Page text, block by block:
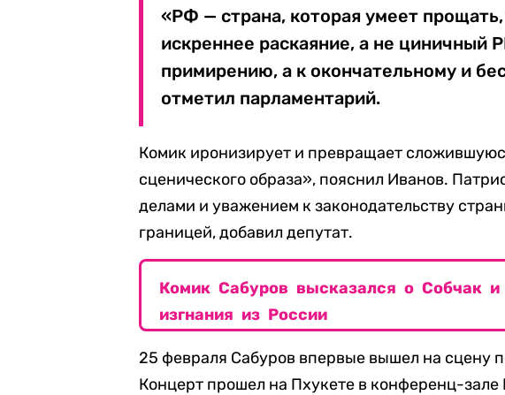
«РФ — страна, которая умеет
искреннее раскаяние, а не циничный
примирению, а к окончательному и
отметил парламентарий.
Комик иронизирует и превращает
сценического образа», пояснил Иванов.
делами и уважением к законодательству
границей, добавил депутат.
Комик Сабуров высказался о Собчак и
изгнания из России
25 февраля Сабуров впервые вышел на сцену
Концерт прошел на Пхукете в конференц-